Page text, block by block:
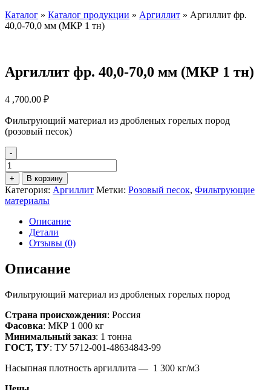
Каталог » Каталог продукции » Аргиллит » Аргиллит фр.
40,0-70,0 мм (МКР 1 тн)
Аргиллит фр. 40,0-70,0 мм (МКР 1 тн)
4 ,700.00 ₽
Фильтрующий материал из дробленых горелых пород
(розовый песок)
-
Количество
товара
Аргиллит
фр.
40,0-
70,0
(МКР
тн)
+ В корзину
Категория: Аргиллит Метки: Розовый песок, Фильтрующие
материалы
Описание
Детали
Отзывы (0)
Описание
Фильтрующий материал из дробленых горелых пород
Страна происхождения: Россия
Фасовка: МКР 1 000 кг
Минимальный заказ: 1 тонна
ГОСТ, ТУ: ТУ 5712-001-48634843-99
Насыпная плотность аргиллита — 1 300 кг/м3